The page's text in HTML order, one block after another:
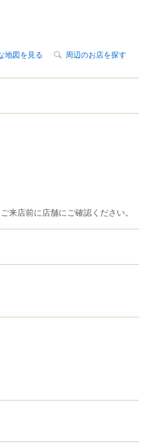
地図を見る 周辺のお店を探す
来店前に店舗にご確認ください。